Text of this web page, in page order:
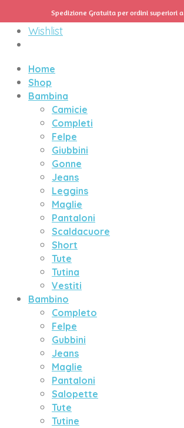
Menu
Wishlist
Home
Shop
Bambina
Camicie
Completi
Felpe
Giubbini
Gonne
Jeans
Leggins
Maglie
Pantaloni
Scaldacuore
Short
Tute
Tutina
Vestiti
Bambino
Completo
Felpe
Gubbini
Jeans
Maglie
Pantaloni
Salopette
Tute
Tutine
Spedizione Gratuita per ordini superiori a